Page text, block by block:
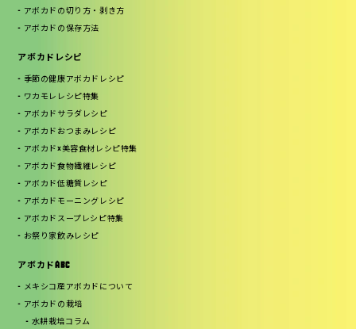
アボカドの切り方・剥き方
アボカドの保存方法
アボカドレシピ
季節の健康アボカドレシピ
ワカモレレシピ特集
アボカドサラダレシピ
アボカドおつまみレシピ
アボカド×美容食材レシピ特集
アボカド食物繊維レシピ
アボカド低糖質レシピ
アボカドモーニングレシピ
アボカドスープレシピ特集
お祭り家飲みレシピ
アボカドABC
メキシコ産アボカドについて
アボカドの栽培
水耕栽培コラム